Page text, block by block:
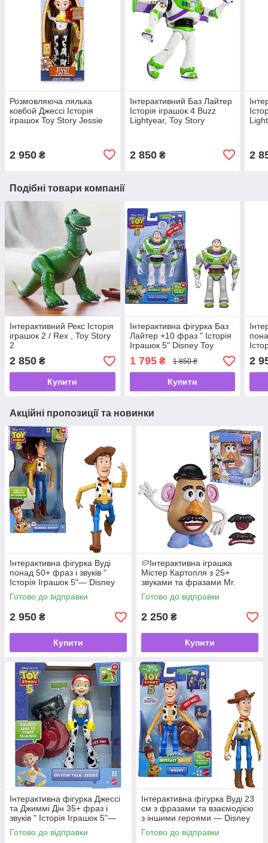
Розмовляюча лялька
ковбой Джессі Історія
іграшок Toy Story Jessie
2 950 ₴
Інтерактивний Баз Лайтер
Історія іграшок 4 Buzz
Lightyear, Toy Story
2 850₴ 2
Подібні товари компанії
Інтерактивний Рекс Історія
іграшок 2 / Rex , Toy Story
2
2 850 ₴
Купити
Інтерактивна фігурка Баз
Лайтер +10 фраз " Історія
Іграшок 5" Disney Toy
Mattel 🚀✨
1 795₴ 1 850 ₴
Купити
🤠✨
2
Акційні пропозиції та новинки
Інтерактивна фігурка Вуді
понад 50+ фраз і звуків "
Історія Іграшок 5"— Disney
Pixar Toy Story 5 від Mattel 🤠
✨
Готово до відправки
2 950 ₴
Купити
🥔Інтерактивна іграшка
Містер Картопля з 25+
звуками та фразами Mr.
Potato Head Toy Story 5
Hasbro
Готово до відправки
2 250 ₴
Купити
Інтерактивна фігурка Джессі
та Джиммі Дін 35+ фраз і
звуків " Історія Іграшок 5"—
Disney Pixar Toy Story 5 від
Mattel ✨🍒
Готово до відправки
–3%
Інтерактивна фігурка Вуді 23
см з фразами та взаємодією
з іншими героями — Disney
Pixar Toy Story 5 Interactables
від Mattel 🤠✨
Готово до відправки